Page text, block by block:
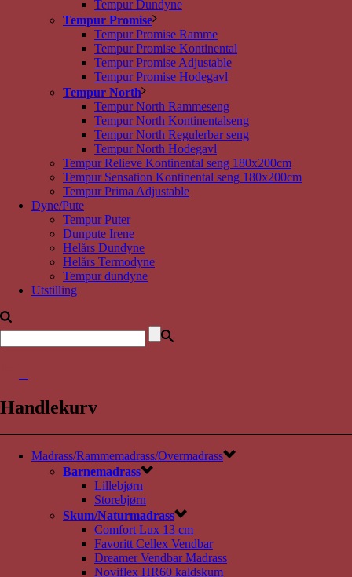
Tempur Dundyne
Tempur Promise
Tempur Promise Ramme
Tempur Promise Kontinental
Tempur Promise Adjustable
Tempur Promise Hodegavl
Tempur North
Tempur North Rammeseng
Tempur North Kontinentalseng
Tempur North Regulerbar seng
Tempur North Hodegavl
Tempur Relieve Kontinental seng 180x200cm
Tempur Sensation Kontinental seng 180x200cm
Tempur Prima Adjustable
Dyne/Pute
Tempur Puter
Dunpute Irene
Helårs Dundyne
Helårs Termodyne
Tempur dundyne
Utstilling
Handlekurv
Madrass/Rammemadrass/Overmadrass
Barnemadrass
Lillebjørn
Storebjørn
Skum/Naturmadrass
Comfort Lux 13 cm
Favoritt Cellex Vendbar
Dreamer Vendbar Madrass
Noviflex HR60 kaldskum